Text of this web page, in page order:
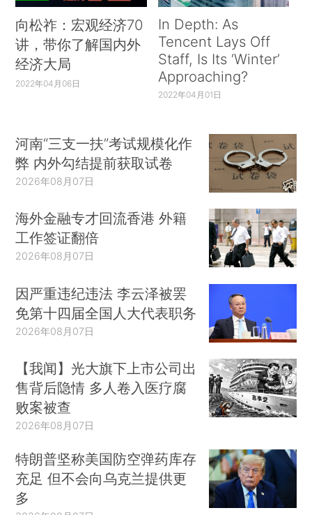
向松祚：宏观经济70
讲，带你了解国内外
经济大局
2022年04月06日
In Depth: As
Tencent Lays Off
Staff, Is Its ‘Winter’
Approaching?
2022年04月01日
河南“三支一扶”考试规模化作
弊 内外勾结提前获取试卷
2026年08月07日
海外金融专才回流香港 外籍
工作签证翻倍
2026年08月07日
因严重违纪违法 李云泽被罢
免第十四届全国人大代表职务
2026年08月07日
【我闻】光大旗下上市公司出
售背后隐情 多人卷入医疗腐
败案被查
2026年08月07日
特朗普坚称美国防空弹药库存
充足 但不会向乌克兰提供更
多